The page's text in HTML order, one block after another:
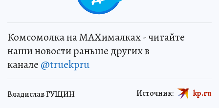
Комсомолка на MAXималках - читайте
наши новости раньше других в
канале @truekpru
Владислав ГУЩИН Источник: kp.ru